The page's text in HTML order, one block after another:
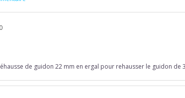
de guidon 22 mm en ergal pour rehausser le guidon de